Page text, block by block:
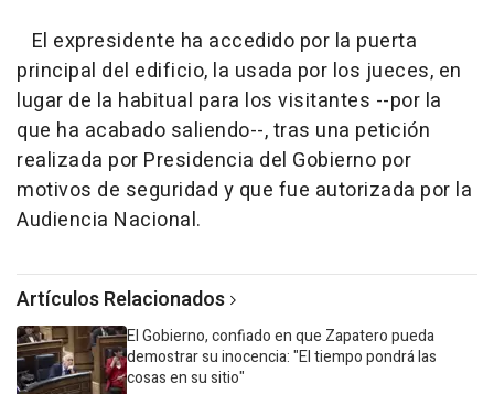
El expresidente ha accedido por la puerta
principal del edificio, la usada por los jueces, en
lugar de la habitual para los visitantes --por la
que ha acabado saliendo--, tras una petición
realizada por Presidencia del Gobierno por
motivos de seguridad y que fue autorizada por la
Audiencia Nacional.
Artículos Relacionados
El Gobierno, confiado en que Zapatero pueda
demostrar su inocencia: "El tiempo pondrá las
cosas en su sitio"